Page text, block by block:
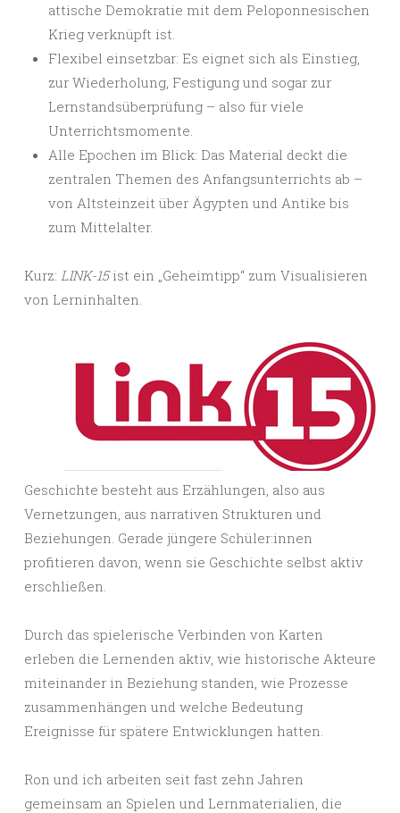
attische Demokratie mit dem Peloponnesischen
Krieg verknüpft ist.
Flexibel einsetzbar: Es eignet sich als Einstieg,
zur Wiederholung, Festigung und sogar zur
Lernstandsüberprüfung – also für viele
Unterrichtsmomente.
Alle Epochen im Blick: Das Material deckt die
zentralen Themen des Anfangsunterrichts ab –
von Altsteinzeit über Ägypten und Antike bis
zum Mittelalter.
Kurz: LINK-15ist ein „Geheimtipp“ zum Visualisieren
von Lerninhalten.
Geschichte besteht aus Erzählungen, also aus
Vernetzungen, aus narrativen Strukturen und
Beziehungen. Gerade jüngere Schüler:innen
profitieren davon, wenn sie Geschichte selbst aktiv
erschließen.
Durch das spielerische Verbinden von Karten
erleben die Lernenden aktiv, wie historische Akteure
miteinander in Beziehung standen, wie Prozesse
zusammenhängen und welche Bedeutung
Ereignisse für spätere Entwicklungen hatten.
Ron und ich arbeiten seit fast zehn Jahren
gemeinsam an Spielen und Lernmaterialien, die